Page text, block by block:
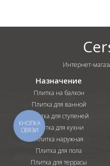
Интернет-
Назначение
Плитка на балкон
Плитка для ванной
Плитка для ступеней
Плитка для кухни
Плитка наружная
Плитка для пола
Плитка для террасы
КНОПКА
СВЯЗИ